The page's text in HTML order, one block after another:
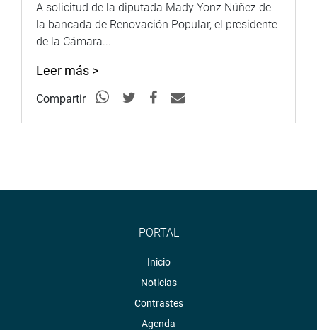
A solicitud de la diputada Mady Yonz Núñez de
la bancada de Renovación Popular, el presidente
de la Cámara...
Leer más >
Compartir
PORTAL
Inicio
Noticias
Contrastes
Agenda